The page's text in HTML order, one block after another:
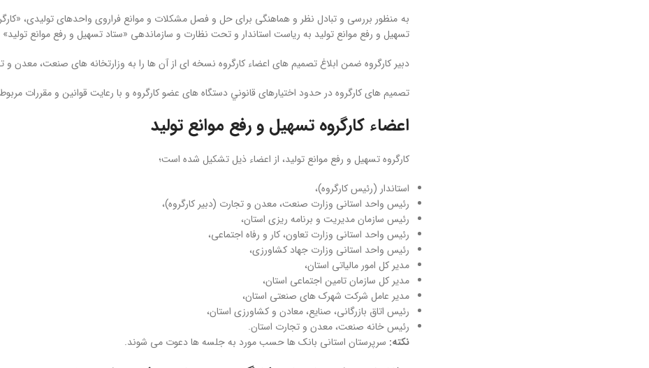
به منظور بررسی و تبادل نظر و هماهنگی برای حل و فصل مشکلات و موانع فراروی واحدهای توليدی،
تسهیل و رفع موانع تولید به ریاست استاندار و تحت نظارت و سازماندهی «ستاد تسهیل و رفع موانع
دبير کارگروه ضمن ابلاغ تصميم­ های اعضاء کارگروه نسخه ‌ای از آن ها را به وزارتخانه‌ های صنعت، معدن و
تصميم ­های کارگروه در حدود اختيارهای قانوني دستگاه ‌های عضو کارگروه و با رعايت قوانين و مقررات
اعضاء کارگروه تسهیل و رفع موانع تولید
کارگروه تسهیل و رفع موانع تولید، از اعضاء ذیل تشکیل شده است؛
استاندار (رئيس کارگروه)،
رئيس واحد استانی وزارت صنعت، معدن و تجارت (دبير کارگروه)،
رئيس سازمان مديريت و برنامه ‌ريزی استان،
رئيس واحد استانی وزارت تعاون، کار و رفاه اجتماعی،
رئيس واحد استانی وزارت جهاد کشاورزی،
مدير کل امور مالياتی استان،
مدير کل سازمان تامين اجتماعی استان،
مدير عامل شرکت شهرک ‌های صنعتی استان،
رئيس اتاق بازرگانی، صنايع، معادن و کشاورزی استان،
رئيس‌ خانه‌ صنعت، معدن و تجارت استان.
نکته: سرپرستان استانی بانک‌ ها حسب مورد به جلسه ­ها دعوت می شوند.